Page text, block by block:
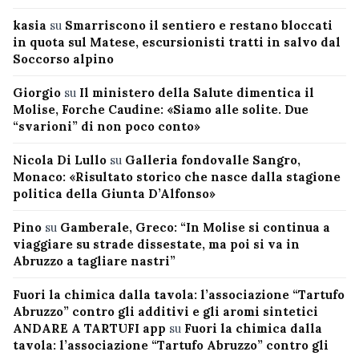
kasia su Smarriscono il sentiero e restano bloccati
in quota sul Matese, escursionisti tratti in salvo dal
Soccorso alpino
Giorgio su Il ministero della Salute dimentica il
Molise, Forche Caudine: «Siamo alle solite. Due
“svarioni” di non poco conto»
Nicola Di Lullo su Galleria fondovalle Sangro,
Monaco: «Risultato storico che nasce dalla stagione
politica della Giunta D’Alfonso»
Pino su Gamberale, Greco: “In Molise si continua a
viaggiare su strade dissestate, ma poi si va in
Abruzzo a tagliare nastri”
Fuori la chimica dalla tavola: l’associazione “Tartufo
Abruzzo” contro gli additivi e gli aromi sintetici
ANDARE A TARTUFI app su Fuori la chimica dalla
tavola: l’associazione “Tartufo Abruzzo” contro gli